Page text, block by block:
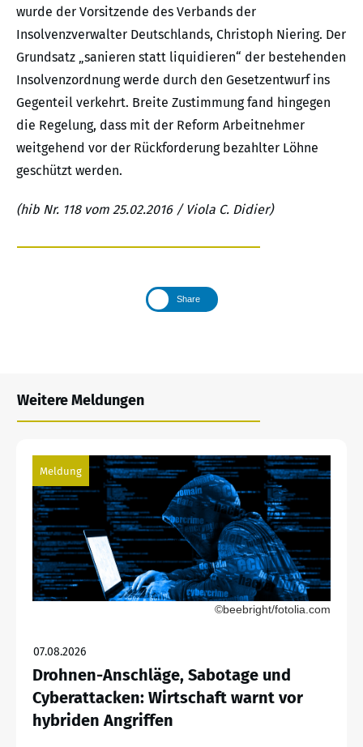
wurde der Vorsitzende des Verbands der
Insolvenzverwalter Deutschlands, Christoph Niering. Der
Grundsatz „sanieren statt liquidieren“ der bestehenden
Insolvenzordnung werde durch den Gesetzentwurf ins
Gegenteil verkehrt. Breite Zustimmung fand hingegen
die Regelung, dass mit der Reform Arbeitnehmer
weitgehend vor der Rückforderung bezahlter Löhne
geschützt werden.
(hib Nr. 118 vom 25.02.2016 / Viola C. Didier)
Share
Weitere Meldungen
Meldung
©beebright/fotolia.com
07.08.2026
Drohnen-Anschläge, Sabotage und
Cyberattacken: Wirtschaft warnt vor
hybriden Angriffen